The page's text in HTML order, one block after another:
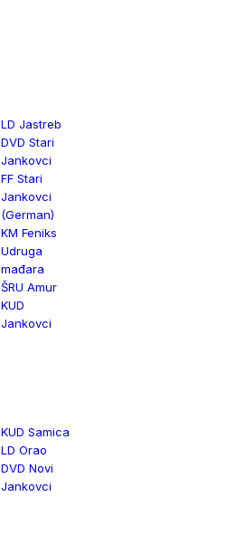
LD Jastreb
DVD Stari
Jankovci
FF Stari
Jankovci
(German)
KM Feniks
Udruga
mađara
ŠRU Amur
KUD
Jankovci
KUD Samica
LD Orao
DVD Novi
Jankovci